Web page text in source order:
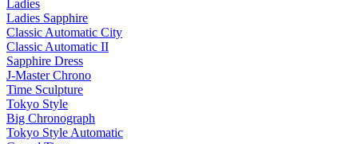
Ladies
Ladies Sapphire
Classic Automatic City
Classic Automatic II
Sapphire Dress
J-Master Chrono
Time Sculpture
Tokyo Style
Big Chronograph
Tokyo Style Automatic